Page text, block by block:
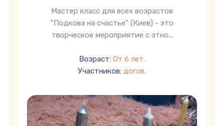
Мастер класс для всех возрастов
"Подкова на счастье" (Киев) - это
творческое мероприятие с этно...
Возраст: От 6 лет.
Участников: догов.